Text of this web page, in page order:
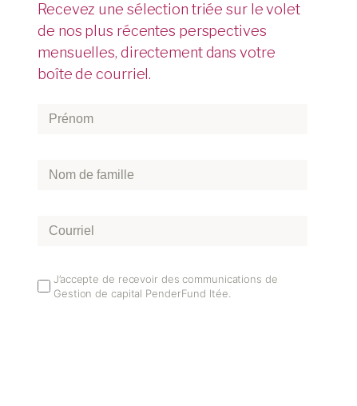
Recevez une sélection triée sur le volet
de nos plus récentes perspectives
mensuelles, directement dans votre
boîte de courriel.
Prénom*
Nom
Courriel*
Email
Opt
J’accepte de recevoir des communications de
Gestion de capital PenderFund ltée.